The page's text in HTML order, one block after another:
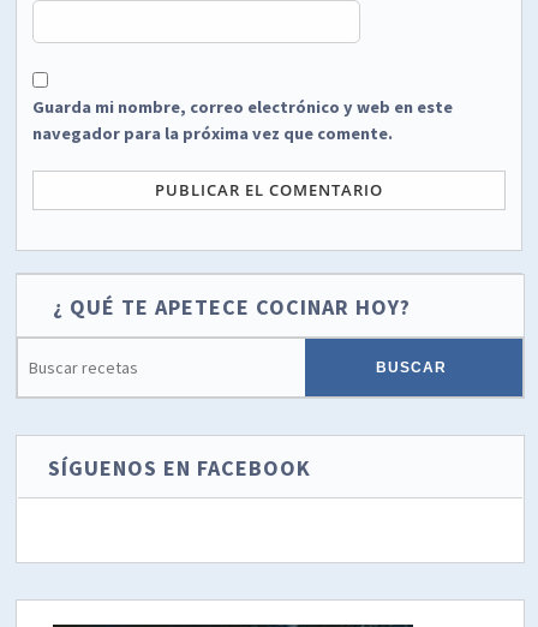
Guarda mi nombre, correo electrónico y web en este
navegador para la próxima vez que comente.
¿ QUÉ TE APETECE COCINAR HOY?
SÍGUENOS EN FACEBOOK